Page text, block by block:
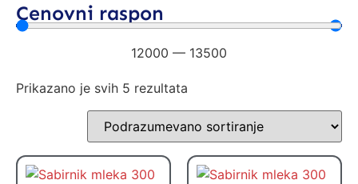
Cenovni raspon
12000 — 13500
Prikazano je svih 5 rezultata